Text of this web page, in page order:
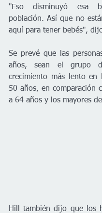
"Eso disminuyó esa
población. Así que no
aquí para tener bebés",
Se prevé que las
años, sean el grupo
crecimiento más lento en
50 años, en comparación
a 64 años y los mayores
Hill también dijo que los